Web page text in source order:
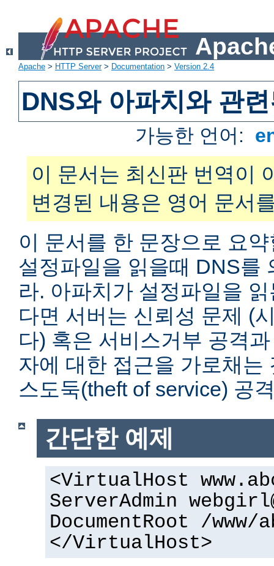
Apache > HTTP Server> Documentation > Version 2.4
DNS와 아파치와 관
가능한 언어:
이 문서는 최신판 번역이
변경된 내용은 영어 문서
이 문서를 한 문장으로 요
설정파일을 읽을때 DNS를
라. 아파치가 설정파일을
다면 서버는 신뢰성 문제 (
다) 혹은 서비스거부 공격
자에 대한 접근을 가로채는
스도둑(theft of service) 공
간단한 예제
<VirtualHost
ServerAdmin
DocumentRoot /www/
</VirtualHost>